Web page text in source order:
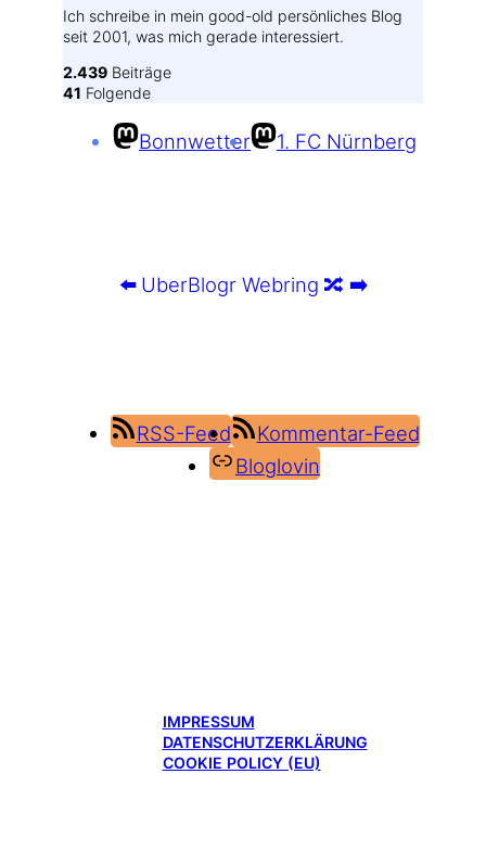
Ich schreibe in mein good-old persönliches Blog
seit 2001, was mich gerade interessiert.
2.439 Beiträge
41 Folgende
Bonnwetter 1. FC Nürnberg
⬅️ UberBlogr Webring 🔀 ➡️
RSS-Feed
Kommentar-Feed
Bloglovin
IMPRESSUM
DATENSCHUTZERKLÄRUNG
COOKIE POLICY (EU)